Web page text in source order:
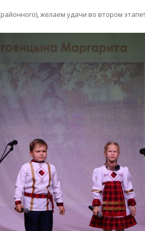
желаем удачи во втором этапе!